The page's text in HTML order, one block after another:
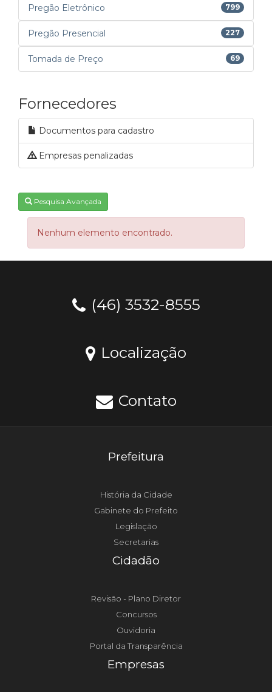
Pregão Eletrônico 799
Pregão Presencial 227
Tomada de Preço 69
Fornecedores
Documentos para cadastro
Empresas penalizadas
Pesquisa Avançada
Nenhum elemento encontrado.
(46) 3532-8555
Localização
Contato
Prefeitura
História da Cidade
Gabinete do Prefeito
Legislação
Secretarias
Cidadão
Revisão - Plano Diretor
Concursos
Ouvidoria
Portal da Transparência
Empresas